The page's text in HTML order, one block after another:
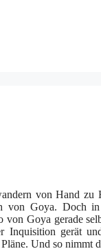
von Hand zu
von Goya. Doch
Goya gerade
gerät
Und so nimmt